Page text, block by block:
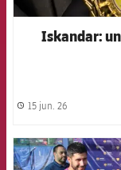
Iskandar:
15 jun. 26